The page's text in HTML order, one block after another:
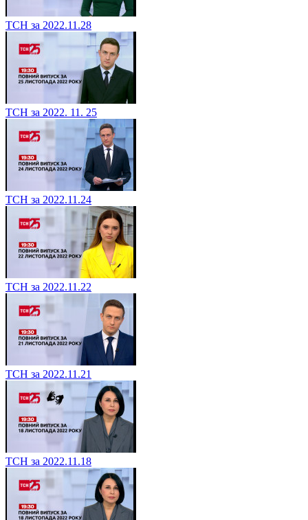
ТСН за 2022.11.28
ТСН за 2022. 11. 25
ТСН за 2022.11.24
ТСН за 2022.11.22
ТСН за 2022.11.21
ТСН за 2022.11.18